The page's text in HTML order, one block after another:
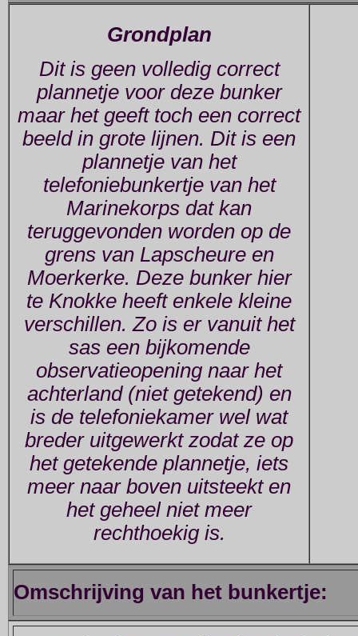
Grondplan
Dit is geen volledig correct
plannetje voor deze bunker
maar het geeft toch een correct
beeld in grote lijnen. Dit is een
plannetje van het
telefoniebunkertje van het
Marinekorps dat kan
teruggevonden worden op de
grens van Lapscheure en
Moerkerke. Deze bunker hier
te Knokke heeft enkele kleine
verschillen. Zo is er vanuit het
sas een bijkomende
observatieopening naar het
achterland (niet getekend) en
is de telefoniekamer wel wat
breder uitgewerkt zodat ze op
het getekende plannetje, iets
meer naar boven uitsteekt en
het geheel niet meer
rechthoekig is.
Omschrijving van het bunkertje: